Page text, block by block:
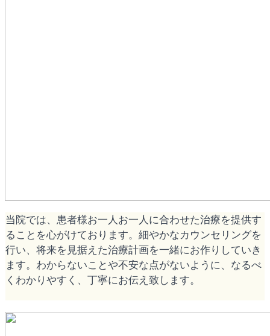
当院では、患者様お一人お一人に合わせた治療を提供す
ることを心がけております。細やかなカウンセリングを
行い、将来を見据えた治療計画を一緒にお作りしていき
ます。わからないことや不安な点がないように、なるべ
くわかりやすく、丁寧にお伝え致します。